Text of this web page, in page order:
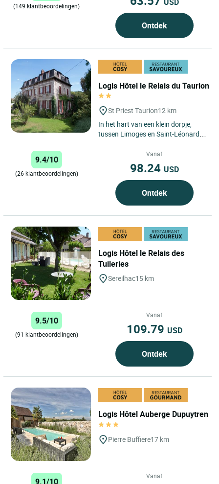
(149 klantbeoordelingen)
Ontdek
Logis Hôtel le Relais du Taurion
St Priest Taurion12 km
In het hart van een klein dorpje,
tussen Limoges en Saint-Léonard
Taurion u in een oud...
9.4/10
(26 klantbeoordelingen)
Vanaf
98.24 USD
Ontdek
Logis Hôtel le Relais des
Tuileries
Sereilhac15 km
9.5/10
(91 klantbeoordelingen)
Vanaf
109.79 USD
Ontdek
Logis Hôtel Auberge Dupuytren
Pierre Buffiere17 km
9.1/10
Vanaf